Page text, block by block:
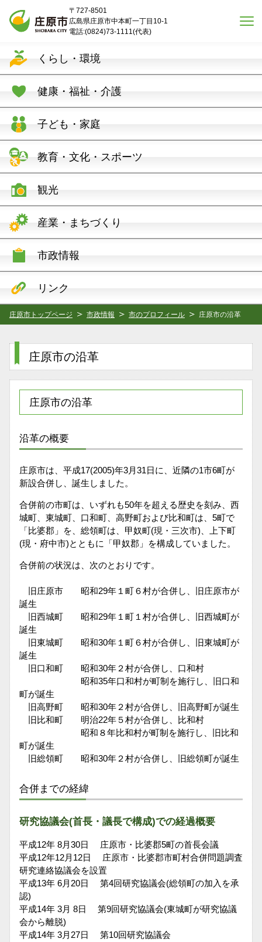
〒727-8501
広島県庄原市中本町一丁目10-1
電話:(0824)73-1111(代表)
くらし・環境
健康・福祉・介護
子ども・家庭
教育・文化・スポーツ
観光
産業・まちづくり
市政情報
リンク
庄原市トップページ 市政情報 市のプロフィール 庄原市の沿革
庄原市の沿革
庄原市の沿革
沿革の概要
庄原市は、平成17(2005)年3月31日に、近隣の1市6町が
新設合併し、誕生しました。
合併前の市町は、いずれも50年を超える歴史を刻み、西
城町、東城町、口和町、高野町および比和町は、5町で
「比婆郡」を、総領町は、甲奴町(現・三次市)、上下町
(現・府中市)とともに「甲奴郡」を構成していました。
合併前の状況は、次のとおりです。
旧庄原市 昭和29年１町６村が合併し、旧庄原市が
誕生
旧西城町 昭和29年１町１村が合併し、旧西城町が
誕生
旧東城町 昭和30年１町６村が合併し、旧東城町が
誕生
旧口和町 昭和30年２村が合併し、口和村
昭和35年口和村が町制を施行し、旧口和
町が誕生
旧高野町 昭和30年２村が合併し、旧高野町が誕生
旧比和町 明治22年５村が合併し、比和村
昭和８年比和村が町制を施行し、旧比和
町が誕生
旧総領町 昭和30年２村が合併し、旧総領町が誕生
合併までの経緯
研究協議会(首長・議長で構成)での経過概要
平成12年 8月30日 庄原市・比婆郡5町の首長会議
平成12年12月12日 庄原市・比婆郡市町村合併問題調査
研究連絡協議会を設置
平成13年 6月20日 第4回研究協議会(総領町の加入を承
認)
平成14年 3月 8日 第9回研究協議会(東城町が研究協議
会から離脱)
平成14年 3月27日 第10回研究協議会